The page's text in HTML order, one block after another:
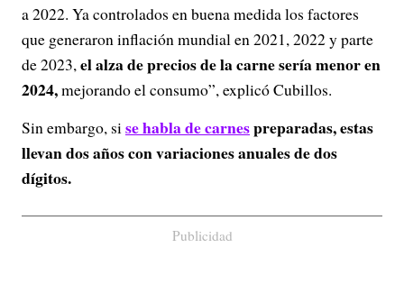
a 2022. Ya controlados en buena medida los factores
que generaron inflación mundial en 2021, 2022 y parte
de 2023,el alza de precios de la carne sería menor en
2024,mejorando el consumo”, explicó Cubillos.
Sin embargo, sise habla decarnespreparadas, estas
llevan dos años con variaciones anuales de dos
dígitos.
Publicidad